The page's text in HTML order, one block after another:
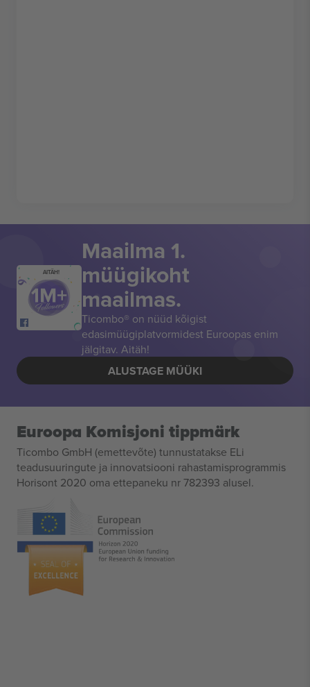
AITÄH!
Maailma 1.
müügikoht
maailmas.
Ticombo® on nüüd kõigist
edasimüügiplatvormidest Euroopas enim
jälgitav. Aitäh!
ALUSTAGE MÜÜKI
Euroopa Komisjoni tippmärk
Ticombo GmbH (emettevõte) tunnustatakse ELi
teadusuuringute ja innovatsiooni rahastamisprogrammis
Horisont 2020 oma ettepaneku nr 782393 alusel.